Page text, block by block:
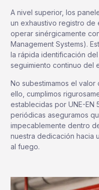
A nivel superior, los
un exhaustivo registro de
operar sinérgicamente
Management Systems).
la rápida identificación
seguimiento continuo del
No subestimamos el
ello, cumplimos
establecidas por UNE-EN
periódicas aseguramos
impecablemente dentro
nuestra dedicación hacia
al fuego.